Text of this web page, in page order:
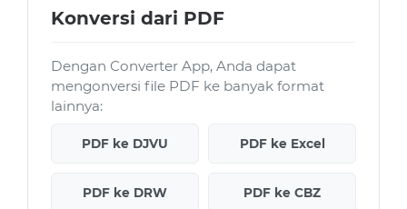
Konversi dari PDF
Dengan Converter App, Anda dapat
mengonversi file PDF ke banyak format
lainnya:
PDF ke DJVU PDF ke Excel
PDF ke DRW PDF ke CBZ